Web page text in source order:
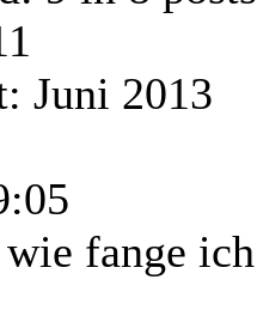
Juni 2013
fange